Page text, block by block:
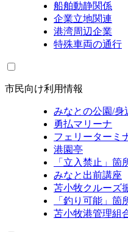
船舶動静関係
企業立地関連
港湾周辺企業
特殊車両の通行
市民向け利用情報
みなとの公園/身
勇払マリーナ
フェリーターミ
港園亭
「立入禁止」箇
みなと出前講座
苫小牧クルーズ
「釣り可能」箇
苫小牧港管理組